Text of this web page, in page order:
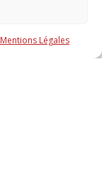
Mentions Légales